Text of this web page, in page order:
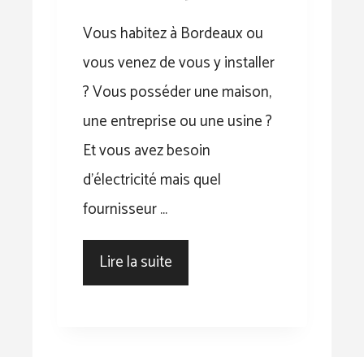
Vous habitez à Bordeaux ou
vous venez de vous y installer
? Vous posséder une maison,
une entreprise ou une usine ?
Et vous avez besoin
d’électricité mais quel
fournisseur …
Lire la suite